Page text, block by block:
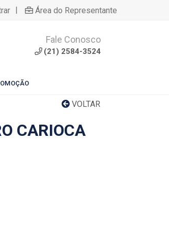
| Área do Representante
Fale Conosco
(21) 2584-3524
VOLTAR
CARIOCA